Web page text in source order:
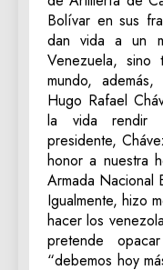
Bolívar en sus
dan vida a un
Venezuela, sino
mundo,
Hugo Rafael
la vida rendir
presidente,
honor a nuestra
Armada Nacional
Igualmente, hizo
hacer los
pretende
“debemos hoy